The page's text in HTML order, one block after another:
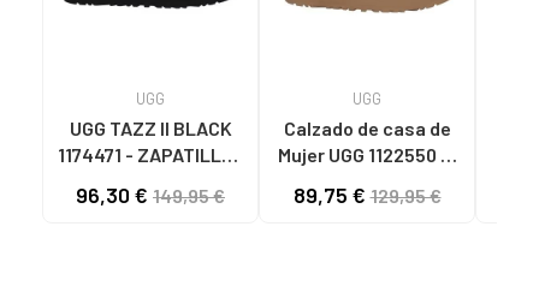
UGG
UGG TAZZ II BLACK
1174471 - ZAPATILLAS
BLACK
96,30 € 149,95 €
UGG
Calzado de casa de
Mujer UGG 1122550 W
CHESTNUT
89,75 €129,95 €